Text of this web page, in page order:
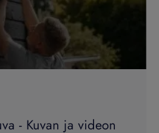
- Kuvan ja videon